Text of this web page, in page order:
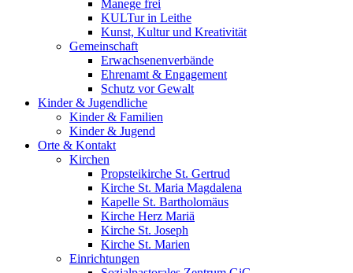
Manege frei
KULTur in Leithe
Kunst, Kultur und Kreativität
Gemeinschaft
Erwachsenenverbände
Ehrenamt & Engagement
Schutz vor Gewalt
Kinder & Jugendliche
Kinder & Familien
Kinder & Jugend
Orte & Kontakt
Kirchen
Propsteikirche St. Gertrud
Kirche St. Maria Magdalena
Kapelle St. Bartholomäus
Kirche Herz Mariä
Kirche St. Joseph
Kirche St. Marien
Einrichtungen